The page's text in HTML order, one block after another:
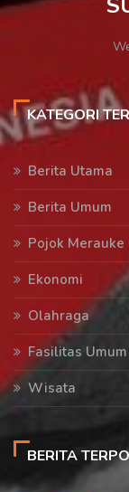
KATEGORI
Berita Utama
Berita Umum
Pojok Merauke
Ekonomi
Olahraga
Fasilitas Umum
Wisata
BERITA